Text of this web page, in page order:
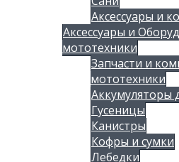
Аксессуары и
Аксессуары и
мототехники
Запчасти и
мототехники
Аккумуляторы
Гусеницы
Канистры
Кофры и сумки
Лебедки